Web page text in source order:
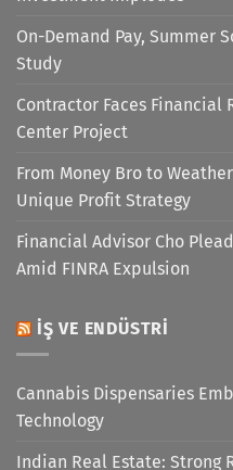
On-Demand Pay, Summer
Study
Contractor Faces Financial
Center Project
From Money Bro to
Unique Profit Strategy
Financial Advisor Cho
Amid FINRA Expulsion
İŞ VE ENDÜSTRI
Cannabis Dispensaries
Technology
Indian Real Estate: Strong